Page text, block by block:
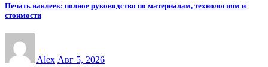
Печать наклеек: полное руководство по материалам, технологиям и
стоимости
Alex Авг 5, 2026